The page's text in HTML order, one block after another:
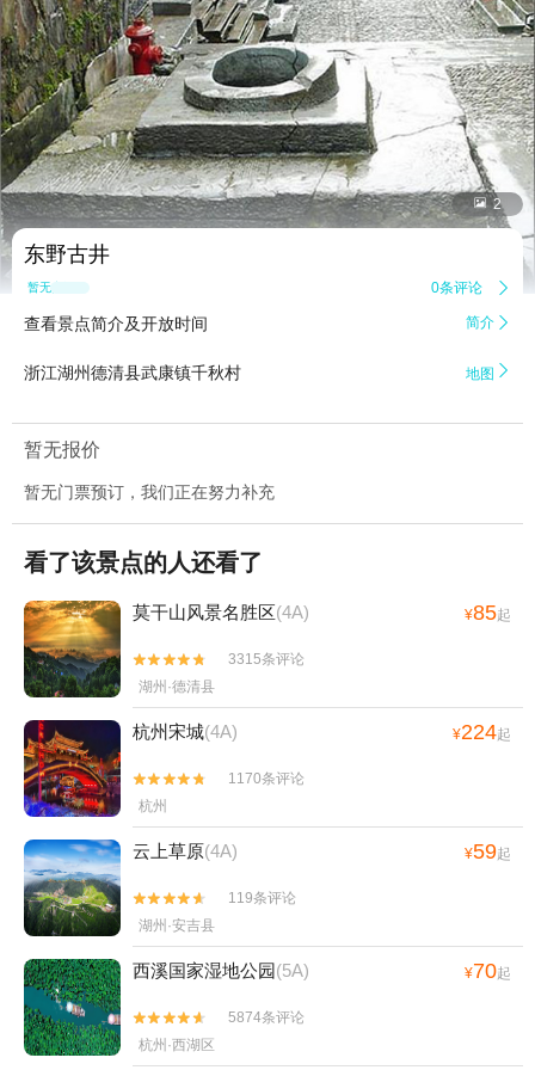
 2
东野古井
暂无点评 0条评论 
查看景点简介及开放时间 简介 
浙江湖州德清县武康镇千秋村 地图 
暂无报价
暂无门票预订，我们正在努力补充
看了该景点的人还看了
莫干山风景名胜区(4A) ¥85起


3315条评论
湖州·德清县
杭州宋城(4A) ¥224起


1170条评论
杭州
云上草原(4A) ¥59起


119条评论
湖州·安吉县
西溪国家湿地公园(5A) ¥70起


5874条评论
杭州·西湖区
